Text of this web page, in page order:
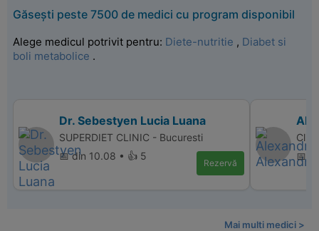
Găsești peste 7500 de medici cu program disponibil
Alege medicul potrivit pentru: Diete-nutritie , Diabet si
boli metabolice .
Dr. Sebestyen Lucia Luana
SUPERDIET CLINIC - Bucuresti
📅 din 10.08 • 👍 5
Rezervă
📅
Mai multi medici >